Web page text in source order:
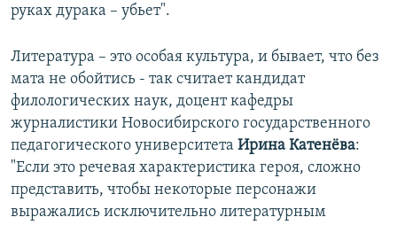
руках дурака – убьет".
Литература – это особая культура, и бывает, что без
мата не обойтись - так считает кандидат
филологических наук, доцент кафедры
журналистики Новосибирского государственного
педагогического университета Ирина Катенёва:
"Если это речевая характеристика героя, сложно
представить, чтобы некоторые персонажи
выражались исключительно литературным